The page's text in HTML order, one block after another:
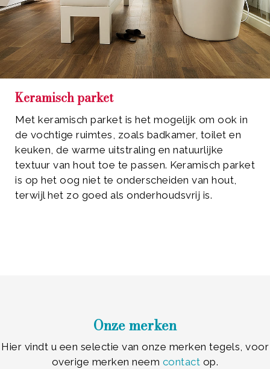
Keramisch parket
Met keramisch parket is het mogelijk om ook in
de vochtige ruimtes, zoals badkamer, toilet en
keuken, de warme uitstraling en natuurlijke
textuur van hout toe te passen. Keramisch parket
is op het oog niet te onderscheiden van hout,
terwijl het zo goed als onderhoudsvrij is.
Onze merken
Hier vindt u een selectie van onze merken tegels, voor
overige merken neem contact op.